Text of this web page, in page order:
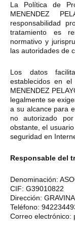
La Política de
MENENDEZ
responsabilidad
tratamiento es
normativo y
las autoridades de
Los datos
establecidos en el
MENENDEZ
legalmente se
a su alcance para
no autorizado
obstante, el
seguridad en
Responsable del
Denominación:
CIF: G39010822
Dirección:
Teléfono:
Correo electrónico: